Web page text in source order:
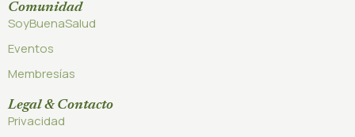
Comunidad
SoyBuenaSalud
Eventos
Membresías
Legal & Contacto
Privacidad